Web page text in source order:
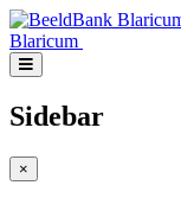
Blaricum
Sidebar
×